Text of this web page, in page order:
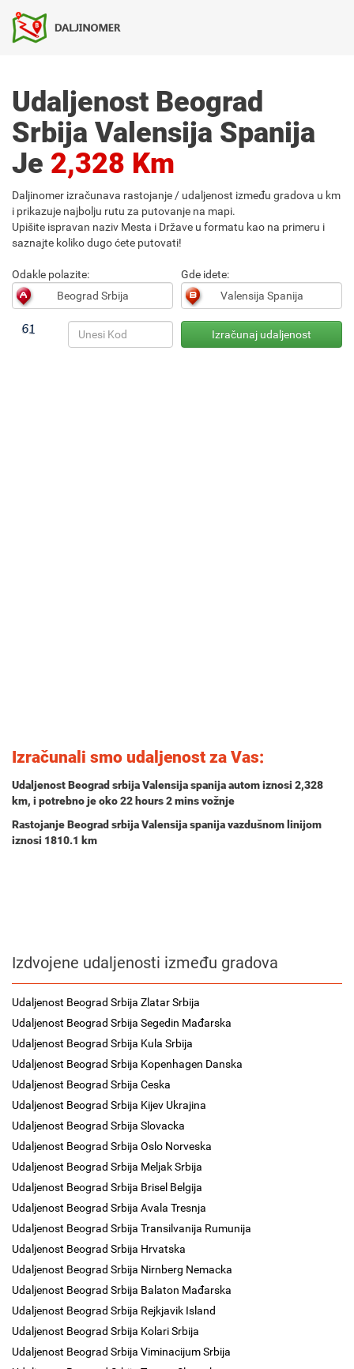
Udaljenost Beograd
Srbija Valensija Spanija
Je 2,328 Km
Daljinomer izračunava rastojanje / udaljenost između gradova u km
i prikazuje najbolju rutu za putovanje na mapi.
Upišite ispravan naziv Mesta i Države u formatu kao na primeru i
saznajte koliko dugo ćete putovati!
Odakle polazite: Gde idete:
Izračunali smo udaljenost za Vas:
Udaljenost Beograd srbija Valensija spanija autom iznosi 2,328
km, i potrebno je oko22 hours 2 minsvožnje
Rastojanje Beograd srbija Valensija spanija vazdušnom linijom
iznosi 1810.1 km
Izdvojene udaljenosti između gradova
Udaljenost Beograd Srbija Zlatar Srbija
Udaljenost Beograd Srbija Segedin Mađarska
Udaljenost Beograd Srbija Kula Srbija
Udaljenost Beograd Srbija Kopenhagen Danska
Udaljenost Beograd Srbija Ceska
Udaljenost Beograd Srbija Kijev Ukrajina
Udaljenost Beograd Srbija Slovacka
Udaljenost Beograd Srbija Oslo Norveska
Udaljenost Beograd Srbija Meljak Srbija
Udaljenost Beograd Srbija Brisel Belgija
Udaljenost Beograd Srbija Avala Tresnja
Udaljenost Beograd Srbija Transilvanija Rumunija
Udaljenost Beograd Srbija Hrvatska
Udaljenost Beograd Srbija Nirnberg Nemacka
Udaljenost Beograd Srbija Balaton Mađarska
Udaljenost Beograd Srbija Rejkjavik Island
Udaljenost Beograd Srbija Kolari Srbija
Udaljenost Beograd Srbija Viminacijum Srbija